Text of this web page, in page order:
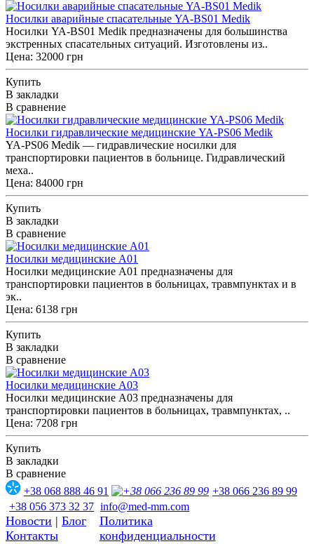
Носилки аварийные спасательные YA-BS01 Medik
Носилки YA-BS01 Medik предназначены для большинства
экстренных спасательных ситуаций. Изготовлены из..
Цена: 32000 грн
Купить
В закладки
В сравнение
Носилки гидравлические медицинские YA-PS06 Medik
YA-PS06 Medik — гидравлические носилки для
транспортировки пациентов в больнице. Гидравлический
меха..
Цена: 84000 грн
Купить
В закладки
В сравнение
Носилки медицинские A01
Носилки медицинские A01 предназначены для
транспортировки пациентов в больницах, травмпунктах и в
эк..
Цена: 6138 грн
Купить
В закладки
В сравнение
Носилки медицинские A03
Ноcилки медицинские A03 предназначены для
транспортировки пациентов в больницах, травмпунктах, ..
Цена: 7208 грн
Купить
В закладки
В сравнение
+38 068 888 46 91
+38 066 236 89 99
+38 056 373 32 37 info@med-mm.com
Новости | Блог
Контакты
Политика
конфиденциальности